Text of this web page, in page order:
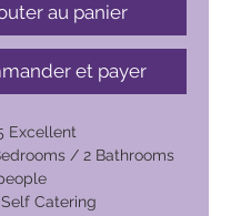
au panier
et payer
Excellent
/ 2 Bathrooms
Catering